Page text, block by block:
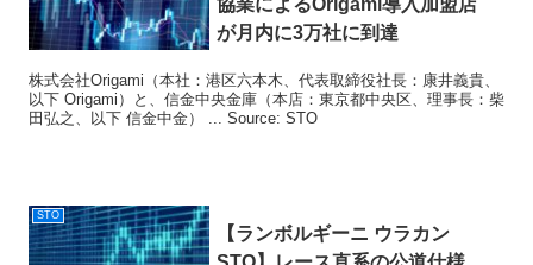
協業によるOrigami導入加盟店
が月内に3万社に到達
株式会社Origami（本社：港区六本木、代表取締役社長：康井義貴、
以下 Origami）と、信金中央金庫（本店：東京都中央区、理事長：柴
田弘之、以下 信金中金） ... Source: STO
STO
【ランボルギーニ ウラカン